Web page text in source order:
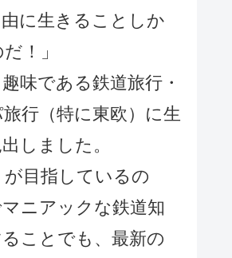
由に生きることしか
！」
味である鉄道旅行・
行（特に東欧）に生
しました。
目指しているの
ニアックな鉄道知
ことでも、最新の